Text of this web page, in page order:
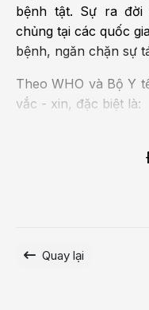
bệnh tật. Sự ra đời
chủng tại các quốc
bệnh, ngăn chặn sự
Theo WHO và Bộ Y
vắc - xin, đặc biệt là:
của virus, vi
hoàn thiện. Vì
chương trình tiêm
Quay lại